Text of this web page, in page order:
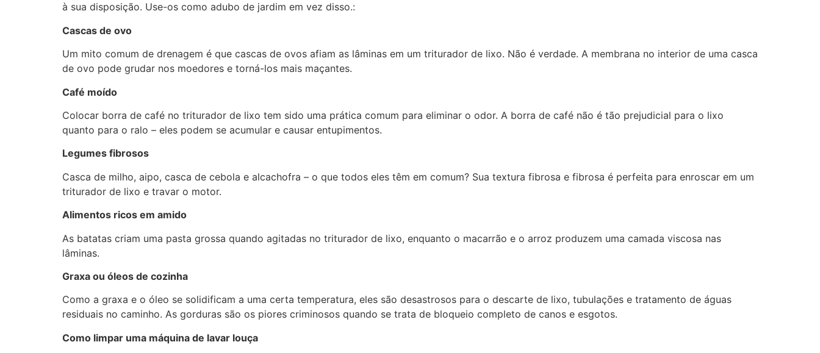
à sua disposição. Use-os como adubo de jardim em vez disso.:
Cascas de ovo
Um mito comum de drenagem é que cascas de ovos afiam as lâminas em um triturador de lixo. Não é verdade. A membrana no interior de uma casca
de ovo pode grudar nos moedores e torná-los mais maçantes.
Café moído
Colocar borra de café no triturador de lixo tem sido uma prática comum para eliminar o odor. A borra de café não é tão prejudicial para o lixo
quanto para o ralo – eles podem se acumular e causar entupimentos.
Legumes fibrosos
Casca de milho, aipo, casca de cebola e alcachofra – o que todos eles têm em comum? Sua textura fibrosa e fibrosa é perfeita para enroscar em um
triturador de lixo e travar o motor.
Alimentos ricos em amido
As batatas criam uma pasta grossa quando agitadas no triturador de lixo, enquanto o macarrão e o arroz produzem uma camada viscosa nas
lâminas.
Graxa ou óleos de cozinha
Como a graxa e o óleo se solidificam a uma certa temperatura, eles são desastrosos para o descarte de lixo, tubulações e tratamento de águas
residuais no caminho. As gorduras são os piores criminosos quando se trata de bloqueio completo de canos e esgotos.
Como limpar uma máquina de lavar louça